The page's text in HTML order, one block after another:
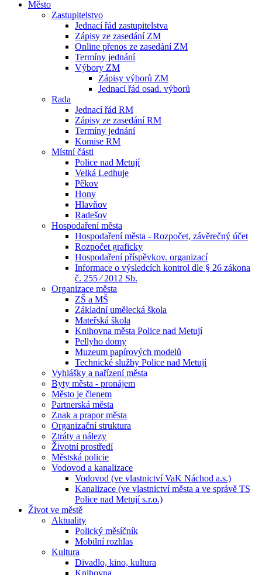
Město
Zastupitelstvo
Jednací řád zastupitelstva
Zápisy ze zasedání ZM
Online přenos ze zasedání ZM
Termíny jednání
Výbory ZM
Zápisy výborů ZM
Jednací řád osad. výborů
Rada
Jednací řád RM
Zápisy ze zasedání RM
Termíny jednání
Komise RM
Místní části
Police nad Metují
Velká Ledhuje
Pěkov
Hony
Hlavňov
Radešov
Hospodaření města
Hospodaření města - Rozpočet, závěrečný účet
Rozpočet graficky
Hospodaření příspěvkov. organizací
Informace o výsledcích kontrol dle § 26 zákona
č. 255 ⁄ 2012 Sb.
Organizace města
ZŠ a MŠ
Základní umělecká škola
Mateřská škola
Knihovna města Police nad Metují
Pellyho domy
Muzeum papírových modelů
Technické služby Police nad Metují
Vyhlášky a nařízení města
Byty města - pronájem
Město je členem
Partnerská města
Znak a prapor města
Organizační struktura
Ztráty a nálezy
Životní prostředí
Městská policie
Vodovod a kanalizace
Vodovod (ve vlastnictví VaK Náchod a.s.)
Kanalizace (ve vlastnictví města a ve správě TS
Police nad Metují s.r.o.)
Život ve městě
Aktuality
Polický měsíčník
Mobilní rozhlas
Kultura
Divadlo, kino, kultura
Knihovna